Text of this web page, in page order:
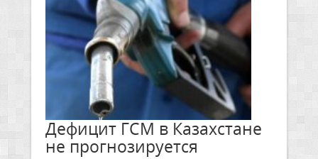
Дефицит ГСМ в Казахстане
не прогнозируется